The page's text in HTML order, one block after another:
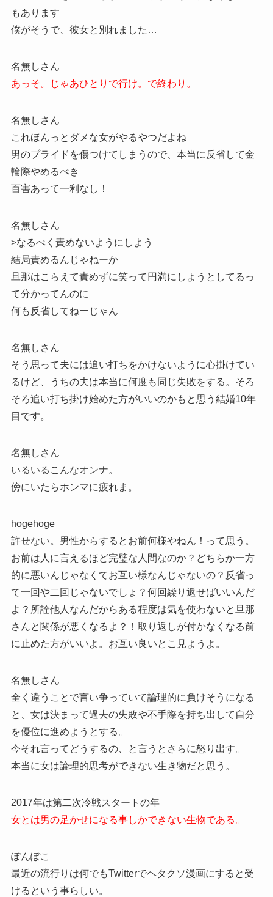
もあります
僕がそうで、彼女と別れました…
名無しさん
あっそ。じゃあひとりで行け。で終わり。
名無しさん
これほんっとダメな女がやるやつだよね
男のプライドを傷つけてしまうので、本当に反省して金
輪際やめるべき
百害あって一利なし！
名無しさん
>なるべく責めないようにしよう
結局責めるんじゃねーか
旦那はこらえて責めずに笑って円満にしようとしてるっ
て分かってんのに
何も反省してねーじゃん
名無しさん
そう思って夫には追い打ちをかけないように心掛けてい
るけど、うちの夫は本当に何度も同じ失敗をする。そろ
そろ追い打ち掛け始めた方がいいのかもと思う結婚10年
目です。
名無しさん
いるいるこんなオンナ。
傍にいたらホンマに疲れま。
hogehoge
許せない。男性からするとお前何様やねん！って思う。
お前は人に言えるほど完璧な人間なのか？どちらか一方
的に悪いんじゃなくてお互い様なんじゃないの？反省っ
て一回や二回じゃないでしょ？何回繰り返せばいいんだ
よ？所詮他人なんだからある程度は気を使わないと旦那
さんと関係が悪くなるよ？！取り返しが付かなくなる前
に止めた方がいいよ。お互い良いとこ見ようよ。
名無しさん
全く違うことで言い争っていて論理的に負けそうになる
と、女は決まって過去の失敗や不手際を持ち出して自分
を優位に進めようとする。
今それ言ってどうするの、と言うとさらに怒り出す。
本当に女は論理的思考ができない生き物だと思う。
2017年は第二次冷戦スタートの年
女とは男の足かせになる事しかできない生物である。
ぽんぽこ
最近の流行りは何でもTwitterでヘタクソ漫画にすると受
けるという事らしい。